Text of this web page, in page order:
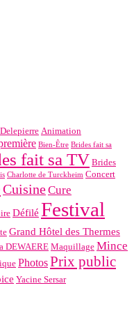
Animation
Bien-Être Brides fait sa
fait sa TV Brides
Charlotte de Turckheim Concert
CuisineCure
Défilé Festival
Grand Hôtel des Thermes
DEWAERE Maquillage Mince
PhotosPrix public
Yacine Sersar